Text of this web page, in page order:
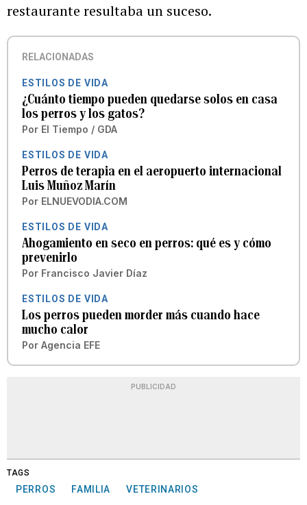
restaurante resultaba un suceso.
RELACIONADAS
ESTILOS DE VIDA
¿Cuánto tiempo pueden quedarse solos en casa
los perros y los gatos?
Por El Tiempo / GDA
ESTILOS DE VIDA
Perros de terapia en el aeropuerto internacional
Luis Muñoz Marín
Por ELNUEVODIA.COM
ESTILOS DE VIDA
Ahogamiento en seco en perros: qué es y cómo
prevenirlo
Por Francisco Javier Díaz
ESTILOS DE VIDA
Los perros pueden morder más cuando hace
mucho calor
Por Agencia EFE
PUBLICIDAD
TAGS
PERROS FAMILIA VETERINARIOS